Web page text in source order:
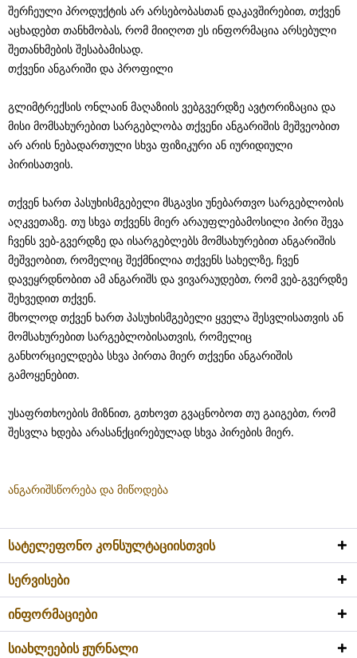
შერჩეული პროდუქტის არ არსებობასთან დაკავშირებით, თქვენ
აცხადებთ თანხმობას, რომ მიიღოთ ეს ინფორმაცია არსებული
შეთანხმების შესაბამისად.
თქვენი ანგარიში და პროფილი
გლიმტრექსის ონლაინ მაღაზიის ვებგვერდზე ავტორიზაცია და
მისი მომსახურებით სარგებლობა თქვენი ანგარიშის მეშვეობით
არ არის ნებადართული სხვა ფიზიკური ან იურიდიული
პირისათვის.
თქვენ ხართ პასუხისმგებელი მსგავსი უნებართვო სარგებლობის
აღკვეთაზე. თუ სხვა თქვენს მიერ არაუფლებამოსილი პირი შევა
ჩვენს ვებ-გვერდზე და ისარგებლებს მომსახურებით ანგარიშის
მეშვეობით, რომელიც შექმნილია თქვენს სახელზე, ჩვენ
დავეყრდნობით ამ ანგარიშს და ვივარაუდებთ, რომ ვებ-გვერდზე
შეხვედით თქვენ.
მხოლოდ თქვენ ხართ პასუხისმგებელი ყველა შესვლისათვის ან
მომსახურებით სარგებლობისათვის, რომელიც
განხორციელდება სხვა პირთა მიერ თქვენი ანგარიშის
გამოყენებით.
უსაფრთხოების მიზნით, გთხოვთ გვაცნობოთ თუ გაიგებთ, რომ
შესვლა ხდება არასანქცირებულად სხვა პირების მიერ.
ანგარიშსწორება და მიწოდება
სატელეფონო კონსულტაციისთვის
სერვისები
ინფორმაციები
სიახლეების ჟურნალი